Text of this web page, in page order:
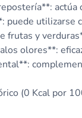
actúa
puede utilizarse
frutas y
olores**:
(0 Kcal por